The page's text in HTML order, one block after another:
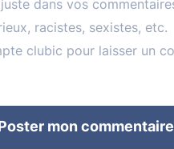
Poster mon commentaire